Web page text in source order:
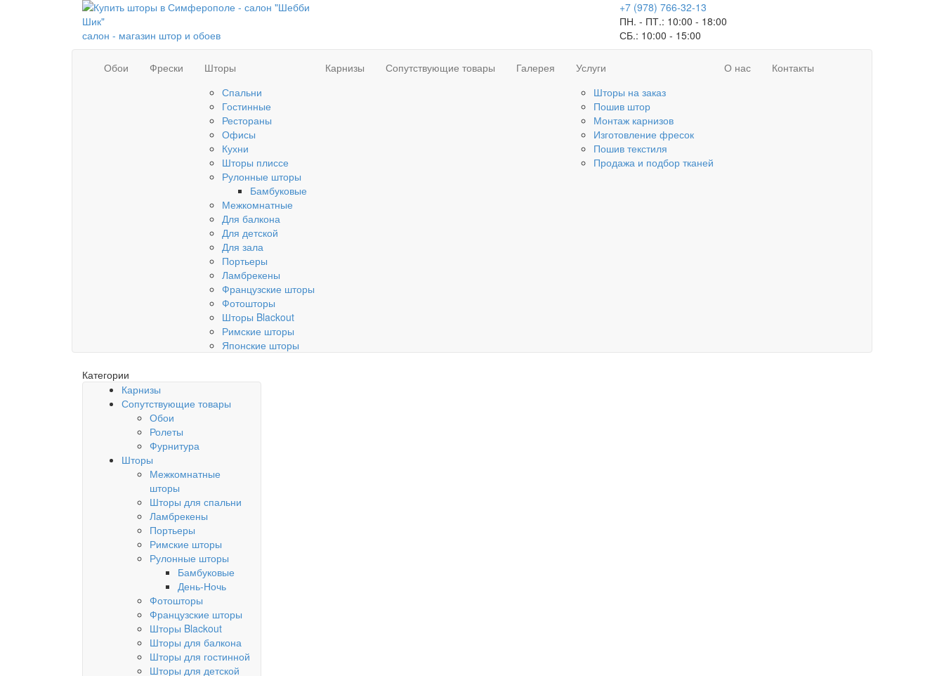
салон - магазин штор и обоев
+7 (978) 766-32-13
ПН. - ПТ.: 10:00 - 18:00
СБ.: 10:00 - 15:00
Обои Фрески
Шторы
Спальни
Гостинные
Рестораны
Офисы
Кухни
Шторы плиссе
Рулонные шторы
Бамбуковые
Межкомнатные
Для балкона
Для детской
Для зала
Портьеры
Ламбрекены
Французские шторы
Фотошторы
Шторы Blackout
Римские шторы
Японские шторы
Карнизы Сопутствующие товары Галерея
Услуги
Шторы на заказ
Пошив штор
Монтаж карнизов
Изготовление фресок
Пошив текстиля
Продажа и подбор тканей
О нас Контакты
Категории
Карнизы
Сопутствующие товары
Обои
Ролеты
Фурнитура
Шторы
Межкомнатные
шторы
Шторы для спальни
Ламбрекены
Портьеры
Римские шторы
Рулонные шторы
Бамбуковые
День-Ночь
Фотошторы
Французские шторы
Шторы Blackout
Шторы для балкона
Шторы для гостинной
Шторы для детской